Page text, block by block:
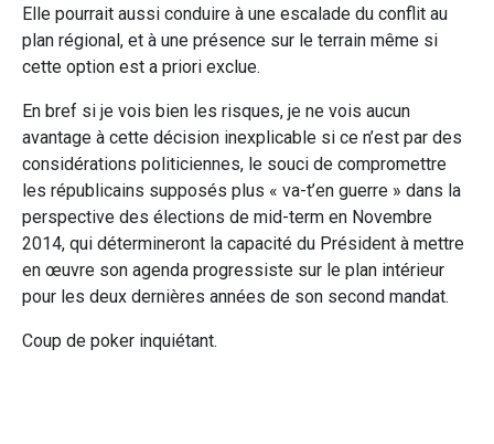
Elle pourrait aussi conduire à une escalade du conflit au
plan régional, et à une présence sur le terrain même si
cette option est a priori exclue.
En bref si je vois bien les risques, je ne vois aucun
avantage à cette décision inexplicable si ce n’est par des
considérations politiciennes, le souci de compromettre
les républicains supposés plus « va-t’en guerre » dans la
perspective des élections de mid-term en Novembre
2014, qui détermineront la capacité du Président à mettre
en œuvre son agenda progressiste sur le plan intérieur
pour les deux dernières années de son second mandat.
Coup de poker inquiétant.